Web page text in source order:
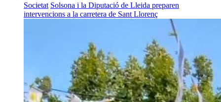
Societat Solsona i la Diputació de Lleida preparen
intervencions a la carretera de Sant Llorenç